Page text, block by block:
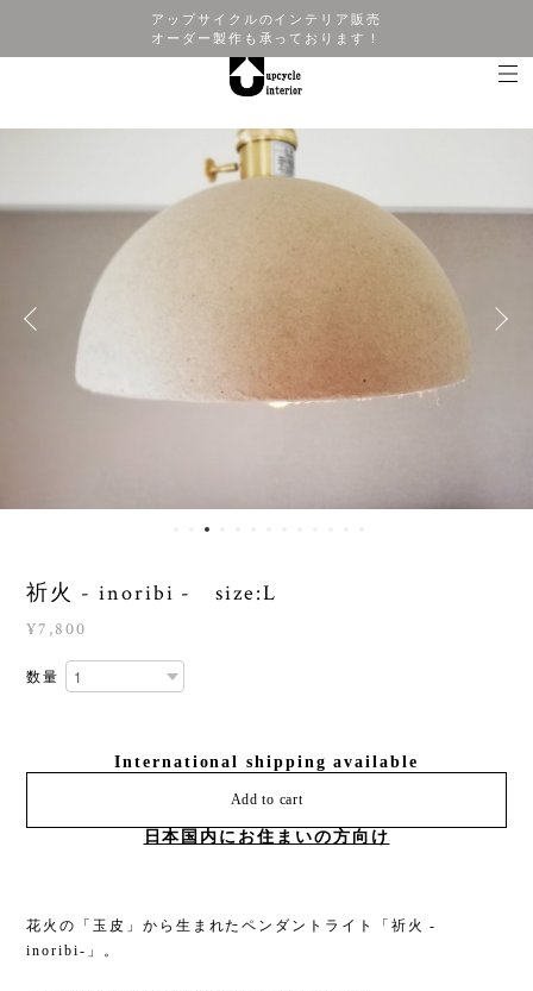
アップサイクルのインテリア販売
オーダー製作も承っております！
祈火 - inoribi - size:L
¥7,800
数量
International shipping available
Add to cart
日本国内にお住まいの方向け
花火の「玉皮」から生まれたペンダントライト「祈火 -
inoribi-」。